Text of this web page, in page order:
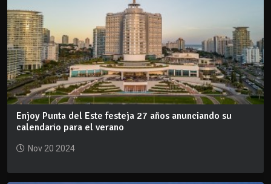
Enjoy Punta del Este festeja 27 años anunciando su
calendario para el verano
Nov 20 2024